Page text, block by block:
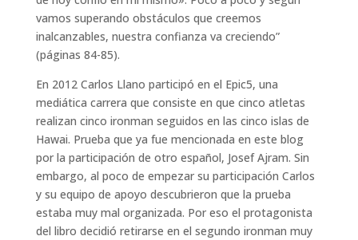
vamos superando obstáculos que creemos
inalcanzables, nuestra confianza va creciendo”
(páginas 84-85).
En 2012 Carlos Llano participó en el Epic5, una
mediática carrera que consiste en que cinco atletas
realizan cinco ironman seguidos en las cinco islas de
Hawai. Prueba que ya fue mencionada en este blog
por la participación de otro español, Josef Ajram. Sin
embargo, al poco de empezar su participación Carlos
y su equipo de apoyo descubrieron que la prueba
estaba muy mal organizada. Por eso el protagonista
del libro decidió retirarse en el segundo ironman muy